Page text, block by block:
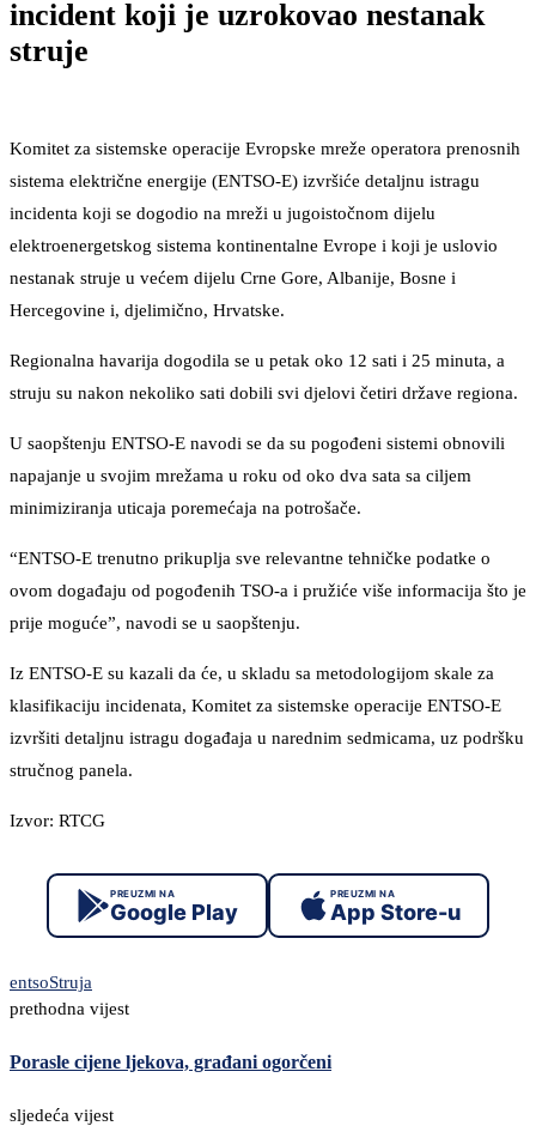
incident koji je uzrokovao nestanak
struje
Komitet za sistemske operacije Evropske mreže operatora prenosnih
sistema električne energije (ENTSO-E) izvršiće detaljnu istragu
incidenta koji se dogodio na mreži u jugoistočnom dijelu
elektroenergetskog sistema kontinentalne Evrope i koji je uslovio
nestanak struje u većem dijelu Crne Gore, Albanije, Bosne i
Hercegovine i, djelimično, Hrvatske.
Regionalna havarija dogodila se u petak oko 12 sati i 25 minuta, a
struju su nakon nekoliko sati dobili svi djelovi četiri države regiona.
U saopštenju ENTSO-E navodi se da su pogođeni sistemi obnovili
napajanje u svojim mrežama u roku od oko dva sata sa ciljem
minimiziranja uticaja poremećaja na potrošače.
“ENTSO-E trenutno prikuplja sve relevantne tehničke podatke o
ovom događaju od pogođenih TSO-a i pružiće više informacija što je
prije moguće”, navodi se u saopštenju.
Iz ENTSO-E su kazali da će, u skladu sa metodologijom skale za
klasifikaciju incidenata, Komitet za sistemske operacije ENTSO-E
izvršiti detaljnu istragu događaja u narednim sedmicama, uz podršku
stručnog panela.
Izvor: RTCG
PREUZMI NA
Google Play
PREUZMI NA
App Store-u
entsoStruja
prethodna vijest
Porasle cijene ljekova, građani ogorčeni
sljedeća vijest